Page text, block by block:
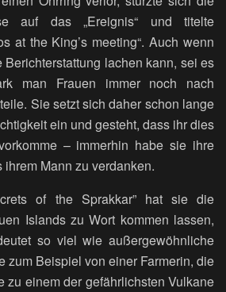
auf das „Ereignis“ und titelte
at the King’s meeting“. Auch wenn
lachen kann, sei es
man Frauen immer noch nach
Sie setzt sich daher schon lange
ein und gesteht, dass ihr dies
– immerhin habe sie ihre
Mann zu verdanken.
of the Sprakkar” hat sie die
Islands zu Wort kommen lassen,
so viel wie außergewöhnliche
zum Beispiel von einer Farmerin, die
zu einem der gefährlichsten Vulkane